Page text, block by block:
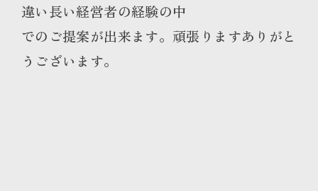
違い長い経営者の経験の中
でのご提案が出来ます。頑張りますありがと
うございます。